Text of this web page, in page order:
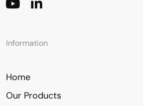
Information
Home
Our Products